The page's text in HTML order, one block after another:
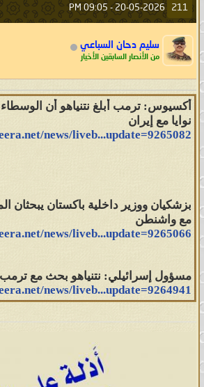
211
20-05-2026 -
09:05 PM
سليم دحان السباعي
من الأنصار السابقين الأخيار
أكسيوس: ترمب أبلغ نتنياهو أن
نوايا مع إيران
news/liveb...update=9265082
بزشكيان ووزير داخلية باكستان يبحثان
مع واشنطن
news/liveb...update=9265066
مسؤول إسرائيلي: نتنياهو بحث مع ترمب
news/liveb...update=9264941